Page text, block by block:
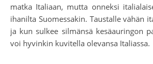
matka Italiaan, mutta onneksi
ihanilta Suomessakin. Taustalle vähän
ja kun sulkee silmänsä kesäauringon
voi hyvinkin kuvitella olevansa Italiassa.